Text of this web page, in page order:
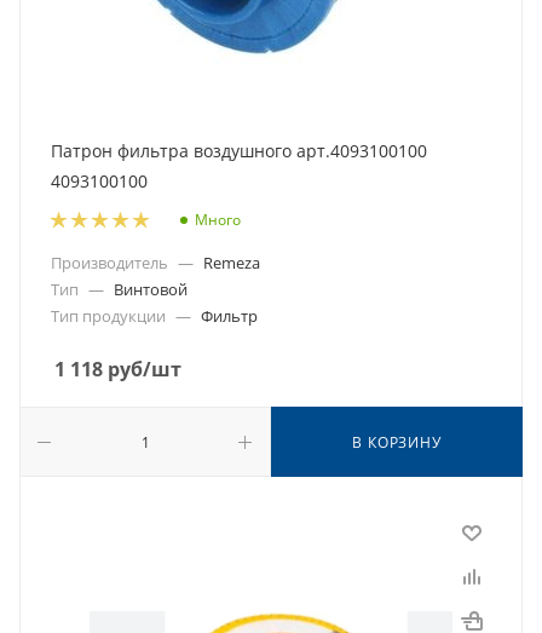
Патрон фильтра воздушного арт.4093100100
4093100100
Много
Производитель — Remeza
Тип — Винтовой
Тип продукции — Фильтр
1 118 руб/шт
В КОРЗИНУ